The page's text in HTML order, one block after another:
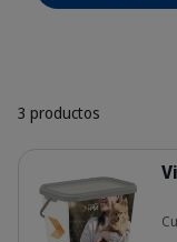
3 productos